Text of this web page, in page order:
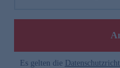
Es gelten die